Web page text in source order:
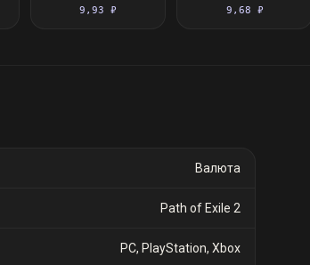
9,93 ₽ 9,68 ₽
Валюта
Path of Exile 2
PC, PlayStation, Xbox